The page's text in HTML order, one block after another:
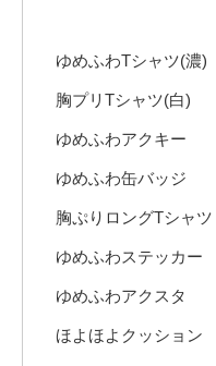
ゆめふわTシャツ(濃
胸プリTシャツ(白)
ゆめふわアクキー
ゆめふわ缶バッジ
胸ぷりロングTシャ
ゆめふわステッカ
ゆめふわアクスタ
ほよほよクッショ